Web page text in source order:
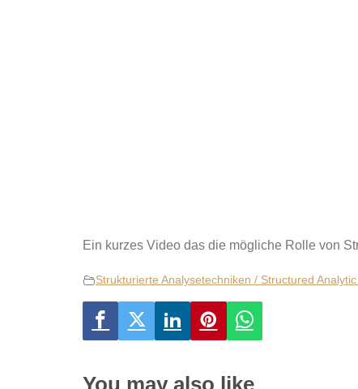
Ein kurzes Video das die mögliche Rolle von
Strukturierte Analysetechniken / Structured
You may also like